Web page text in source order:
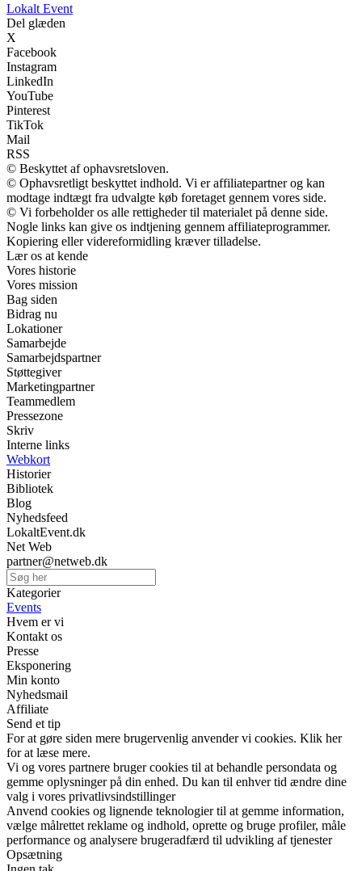
Lokalt Event
Del glæden
X
Facebook
Instagram
LinkedIn
YouTube
Pinterest
TikTok
Mail
RSS
© Beskyttet af ophavsretsloven.
© Ophavsretligt beskyttet indhold. Vi er affiliatepartner og kan
modtage indtægt fra udvalgte køb foretaget gennem vores side.
© Vi forbeholder os alle rettigheder til materialet på denne side.
Nogle links kan give os indtjening gennem affiliateprogrammer.
Kopiering eller videreformidling kræver tilladelse.
Lær os at kende
Vores historie
Vores mission
Bag siden
Bidrag nu
Lokationer
Samarbejde
Samarbejdspartner
Støttegiver
Marketingpartner
Teammedlem
Pressezone
Skriv
Interne links
Webkort
Historier
Bibliotek
Blog
Nyhedsfeed
LokaltEvent.dk
Net Web
partner@netweb.dk
Kategorier
Events
Hvem er vi
Kontakt os
Presse
Eksponering
Min konto
Nyhedsmail
Affiliate
Send et tip
For at gøre siden mere brugervenlig anvender vi cookies. Klik her
for at læse mere.
Vi og vores partnere bruger cookies til at behandle persondata og
gemme oplysninger på din enhed. Du kan til enhver tid ændre dine
valg i vores privatlivsindstillinger
Anvend cookies og lignende teknologier til at gemme information,
vælge målrettet reklame og indhold, oprette og bruge profiler, måle
performance og analysere brugeradfærd til udvikling af tjenester
Opsætning